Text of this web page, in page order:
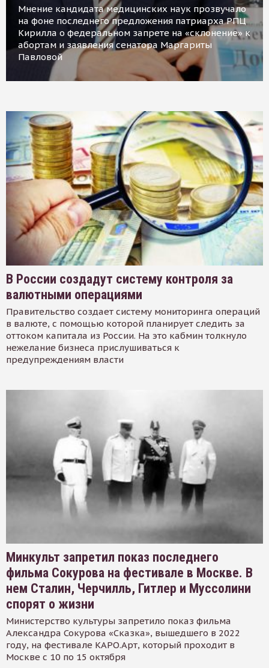
Мнение кандидата медицинских наук прозвучало
на фоне последнего предложения патриарха РПЦ
Кирилла о федеральном запрете на «склонение» к
абортам и заявления сенатора Маргариты
Павловой
В России создадут систему контроля за
валютными операциями
Правительство создает систему мониторинга операций
в валюте, с помощью которой планирует следить за
оттоком капитала из России. На это кабмин толкнуло
нежелание бизнеса прислушиваться к
предупреждениям власти
Минкульт запретил показ последнего
фильма Сокурова на фестивале в Москве. В
нем Сталин, Черчилль, Гитлер и Муссолини
спорят о жизни
Министерство культуры запретило показ фильма
Александра Сокурова «Сказка», вышедшего в 2022
году, на фестивале КАРО.Арт, который проходит в
Москве с 10 по 15 октября